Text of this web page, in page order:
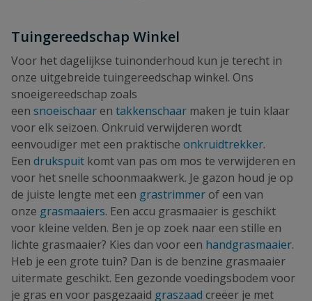
Tuingereedschap Winkel
Voor het dagelijkse tuinonderhoud kun je terecht in
onze uitgebreide tuingereedschap winkel. Ons
snoeigereedschap zoals
een snoeischaar en takkenschaar maken je tuin klaar
voor elk seizoen. Onkruid verwijderen wordt
eenvoudiger met een praktische onkruidtrekker.
Een drukspuit komt van pas om mos te verwijderen en
voor het snelle schoonmaakwerk. Je gazon houd je op
de juiste lengte met een grastrimmer of een van
onze grasmaaiers. Een accu grasmaaier is geschikt
voor kleine velden. Ben je op zoek naar een stille en
lichte grasmaaier? Kies dan voor een handgrasmaaier.
Heb je een grote tuin? Dan is de benzine grasmaaier
uitermate geschikt. Een gezonde voedingsbodem voor
je gras en voor pasgezaaid graszaad creëer je met